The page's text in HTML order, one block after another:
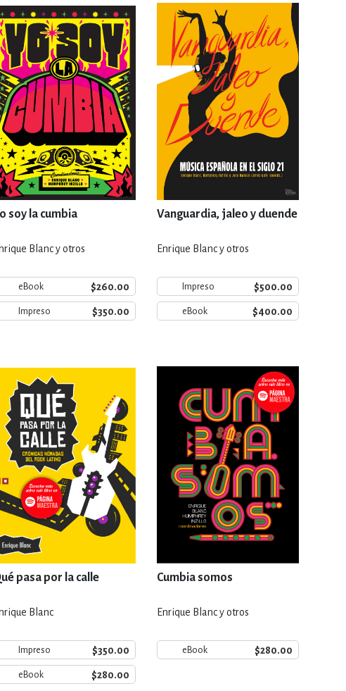
DERECHO
GESTIÓN
Y TEMAS AFINES
Y LINGÜÍSTICA
VETERINARIA
ANIMADOS
PERSONAL
soy la cumbia
Blanc y otros
eBook $260.00
Impreso $350.00
Vanguardia, jaleo y duende
Enrique Blanc y otros
Impreso $500.00
eBook $400.00
pasa por la calle
Blanc
Impreso $350.00
eBook $280.00
Cumbia somos
Enrique Blanc y otros
eBook $280.00